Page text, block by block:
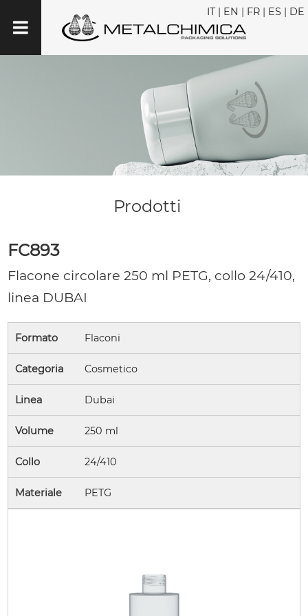
IT| EN | FR | ES | DE
Prodotti
FC893
Flacone circolare 250 ml PETG, collo 24/410,
linea DUBAI
Formato Flaconi
Categoria Cosmetico
Linea Dubai
Volume 250 ml
Collo 24/410
Materiale PETG